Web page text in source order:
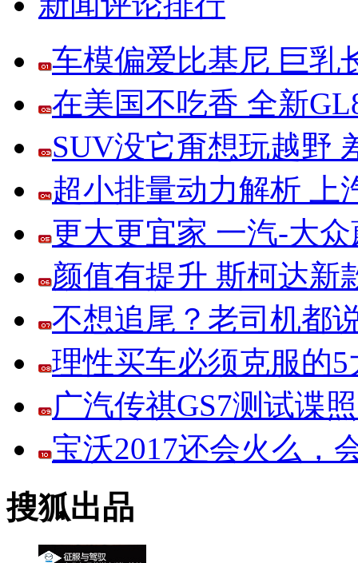
车模偏爱比基尼 巨乳
在美国不吃香 全新
SUV没它甭想玩越野
超小排量动力解析 上
更大更宜家 一汽-大
颜值有提升 斯柯达新
不想追尾？老司机都
理性买车必须克服的5
广汽传祺GS7测试谍
宝沃2017还会火么，
搜狐出品